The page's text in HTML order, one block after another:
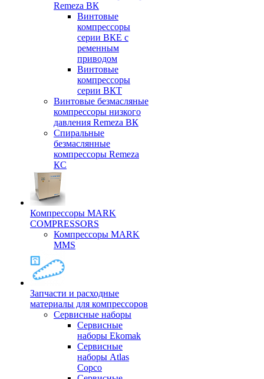
Remeza ВК
Винтовые
компрессоры
серии ВКЕ с
ременным
приводом
Винтовые
компрессоры
серии ВКТ
Винтовые безмасляные
компрессоры низкого
давления Remeza ВК
Спиральные
безмаслянные
компрессоры Remeza
КС
Компрессоры MARK
COMPRESSORS
Компрессоры MARK
MMS
Запчасти и расходные
материалы для компрессоров
Cервисные наборы
Сервисные
наборы Ekomak
Cервисные
наборы Atlas
Copco